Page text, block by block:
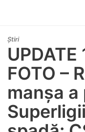
Știri
UPDATE
FOTO –
manșa a